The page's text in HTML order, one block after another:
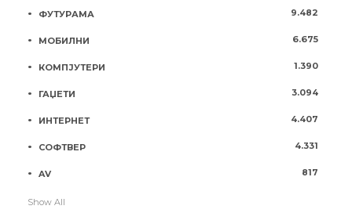
ФУТУРАМА 9.482
МОБИЛНИ 6.675
КОМПЈУТЕРИ 1.390
ГАЏЕТИ 3.094
ИНТЕРНЕТ 4.407
СОФТВЕР 4.331
AV 817
Show All